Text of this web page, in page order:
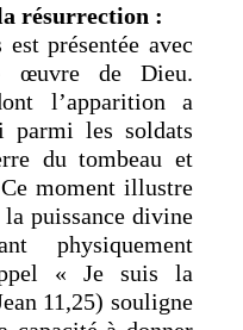
résurrection :
présentée avec
œuvre de Dieu.
l’apparition a
parmi les soldats
du tombeau et
moment illustre
puissance divine
physiquement
« Je suis la
11,25) souligne